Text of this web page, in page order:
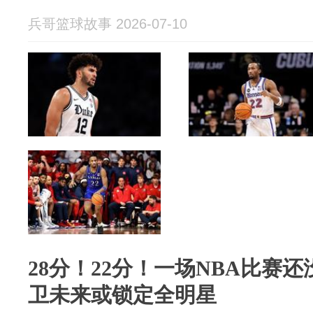
兵哥篮球故事 2026-07-10
28分！22分！一场NBA比赛还
卫未来或锁定全明星